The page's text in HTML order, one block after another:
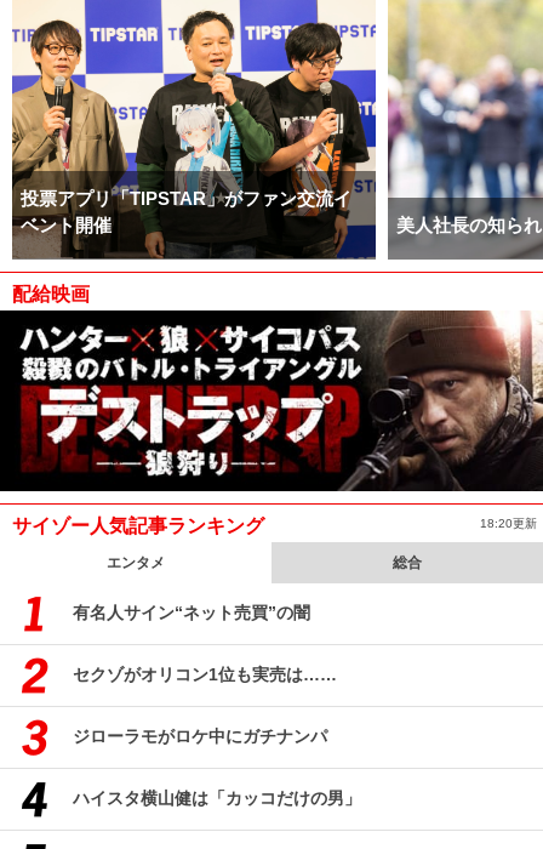
投票アプリ「TIPSTAR」がファン交流イ
ベント開催
美人社長の知ら
配給映画
サイゾー人気記事ランキング 18:20更新
エンタメ 総合
有名人サイン“ネット売買”の闇
セクゾがオリコン1位も実売は……
ジローラモがロケ中にガチナンパ
ハイスタ横山健は「カッコだけの男」